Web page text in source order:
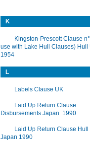
K
Kingston-Prescott Clause
use with Lake Hull Clauses) Hull
1954
L
Labels Clause UK
Laid Up Return Clause
Disbursements Japan 1990
Laid Up Return Clause Hull
Japan 1990